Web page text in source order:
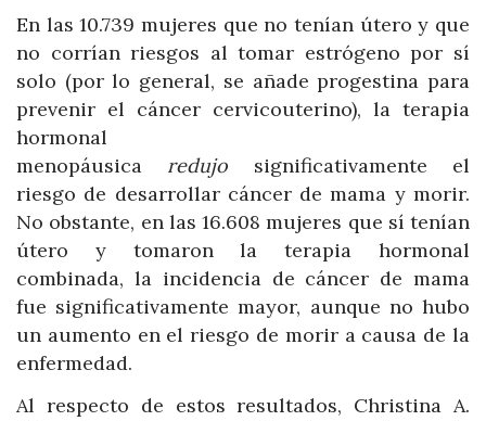
En las 10.739 mujeres que no tenían útero y que
no corrían riesgos al tomar estrógeno por sí
solo (por lo general, se añade progestina para
prevenir el cáncer cervicouterino), la terapia
hormonal
menopáusica redujo significativamente el
riesgo de desarrollar cáncer de mama y morir.
No obstante, en las 16.608 mujeres que sí tenían
útero y tomaron la terapia hormonal
combinada, la incidencia de cáncer de mama
fue significativamente mayor, aunque no hubo
un aumento en el riesgo de morir a causa de la
enfermedad.
Al respecto de estos resultados, Christina A.